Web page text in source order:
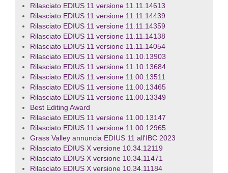
Rilasciato EDIUS 11 versione 11.11.14613
Rilasciato EDIUS 11 versione 11.11.14439
Rilasciato EDIUS 11 versione 11.11.14359
Rilasciato EDIUS 11 versione 11.11.14138
Rilasciato EDIUS 11 versione 11.11.14054
Rilasciato EDIUS 11 versione 11.10.13903
Rilasciato EDIUS 11 versione 11.10.13684
Rilasciato EDIUS 11 versione 11.00.13511
Rilasciato EDIUS 11 versione 11.00.13465
Rilasciato EDIUS 11 versione 11.00.13349
Best Editing Award
Rilasciato EDIUS 11 versione 11.00.13147
Rilasciato EDIUS 11 versione 11.00.12965
Grass Valley annuncia EDIUS 11 all'IBC 2023
Rilasciato EDIUS X versione 10.34.12119
Rilasciato EDIUS X versione 10.34.11471
Rilasciato EDIUS X versione 10.34.11184